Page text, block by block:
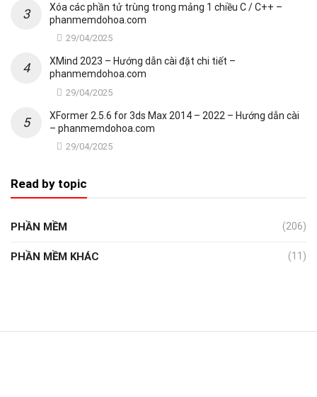
Xóa các phần tử trùng trong mảng 1 chiều C / C++ –
phanmemdohoa.com
29/04/2025
XMind 2023 – Hướng dẫn cài đặt chi tiết –
phanmemdohoa.com
29/04/2025
XFormer 2.5.6 for 3ds Max 2014 – 2022 – Hướng dẫn cài
– phanmemdohoa.com
29/04/2025
Read by topic
PHẦN MỀM (206)
PHẦN MỀM KHÁC (11)